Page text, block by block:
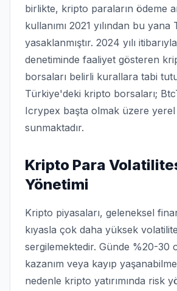
birlikte, kripto paraların ödeme
kullanımı 2021 yılından bu yana
yasaklanmıştır. 2024 yılı
denetiminde faaliyet gösteren
borsaları belirli kurallara tabi
Türkiye'deki kripto borsaları;
Icrypex başta olmak üzere
sunmaktadır.
Kripto Para
Yönetimi
Kripto piyasaları, geleneksel
kıyasla çok daha yüksek
sergilemektedir. Günde %20-30
kazanım veya kayıp
nedenle kripto yatırımında risk